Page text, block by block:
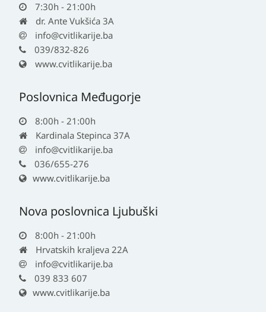
7:30h - 21:00h
dr. Ante Vukšića 3A
info@cvitlikarije.ba
039/832-826
www.cvitlikarije.ba
Poslovnica Međugorje
8:00h - 21:00h
Kardinala Stepinca 37A
info@cvitlikarije.ba
036/655-276
www.cvitlikarije.ba
Nova poslovnica Ljubuški
8:00h - 21:00h
Hrvatskih kraljeva 22A
info@cvitlikarije.ba
039 833 607
www.cvitlikarije.ba